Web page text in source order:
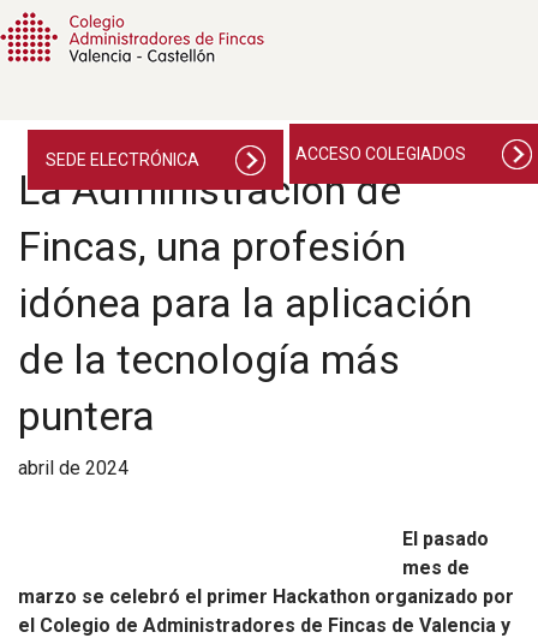
ACCESO COLEGIADOS
SEDE ELECTRÓNICA
La Administración de
Fincas, una profesión
idónea para la aplicación
de la tecnología más
puntera
abril de 2024
El pasado
mes de
marzo se celebró el primer Hackathon organizado por
el Colegio de Administradores de Fincas de Valencia y